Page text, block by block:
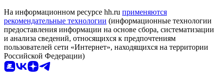
На информационном ресурсе hh.ru применяются
рекомендательные технологии (информационные технологии
предоставления информации на основе сбора, систематизации
и анализа сведений, относящихся к предпочтениям
пользователей сети «Интернет», находящихся на территории
Российской Федерации)